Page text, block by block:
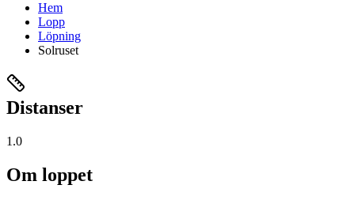
Hem
Lopp
Löpning
Solruset
Distanser
1.0
Om loppet